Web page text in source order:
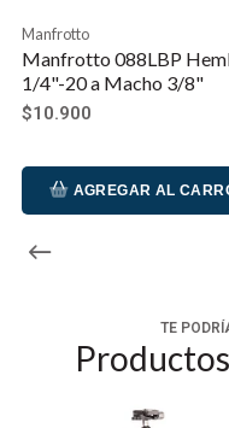
Manfrotto
Manfrotto 088LBP
1/4"-20 a Macho 3/8"
$10.900
AGREGAR AL
TE